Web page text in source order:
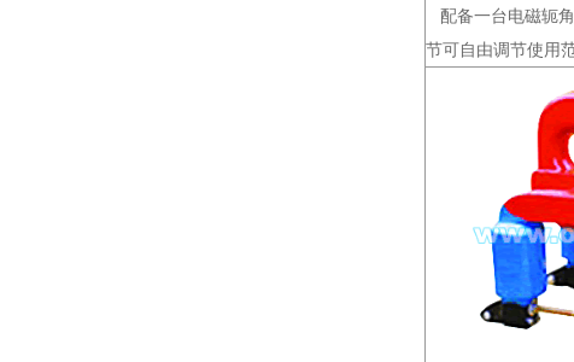
配备一台电磁轭
节可自由调节使用